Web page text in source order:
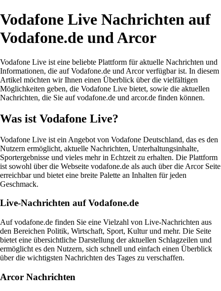
Vodafone Live Nachrichten auf
Vodafone.de und Arcor
Vodafone Live ist eine beliebte Plattform für aktuelle Nachrichten und
Informationen, die auf Vodafone.de und Arcor verfügbar ist. In diesem
Artikel möchten wir Ihnen einen Überblick über die vielfältigen
Möglichkeiten geben, die Vodafone Live bietet, sowie die aktuellen
Nachrichten, die Sie auf vodafone.de und arcor.de finden können.
Was ist Vodafone Live?
Vodafone Live ist ein Angebot von Vodafone Deutschland, das es den
Nutzern ermöglicht, aktuelle Nachrichten, Unterhaltungsinhalte,
Sportergebnisse und vieles mehr in Echtzeit zu erhalten. Die Plattform
ist sowohl über die Webseite vodafone.de als auch über die Arcor Seite
erreichbar und bietet eine breite Palette an Inhalten für jeden
Geschmack.
Live-Nachrichten auf Vodafone.de
Auf vodafone.de finden Sie eine Vielzahl von Live-Nachrichten aus
den Bereichen Politik, Wirtschaft, Sport, Kultur und mehr. Die Seite
bietet eine übersichtliche Darstellung der aktuellen Schlagzeilen und
ermöglicht es den Nutzern, sich schnell und einfach einen Überblick
über die wichtigsten Nachrichten des Tages zu verschaffen.
Arcor Nachrichten